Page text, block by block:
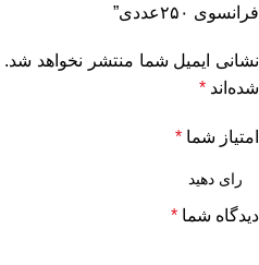
فرانسوی ۲۵۰عددی”
نشانی ایمیل شما منتشر نخواهد شد.
شده‌اند *
امتیاز شما *
دیدگاه شما *